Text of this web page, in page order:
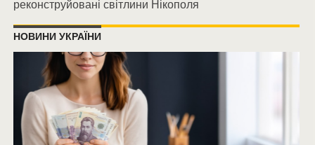
реконструйовані світлини Нікополя
НОВИНИ УКРАЇНИ